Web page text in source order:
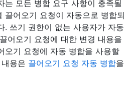
는 모든 병합 요구 사항이 충족될
끌어오기 요청이 자동으로 병합되
. 쓰기 권한이 없는 사용자가 자동
어오기 요청에 대한 변경 내용을
오기 요청에 자동 병합을 사용할
용은 끌어오기 요청 자동 병합을